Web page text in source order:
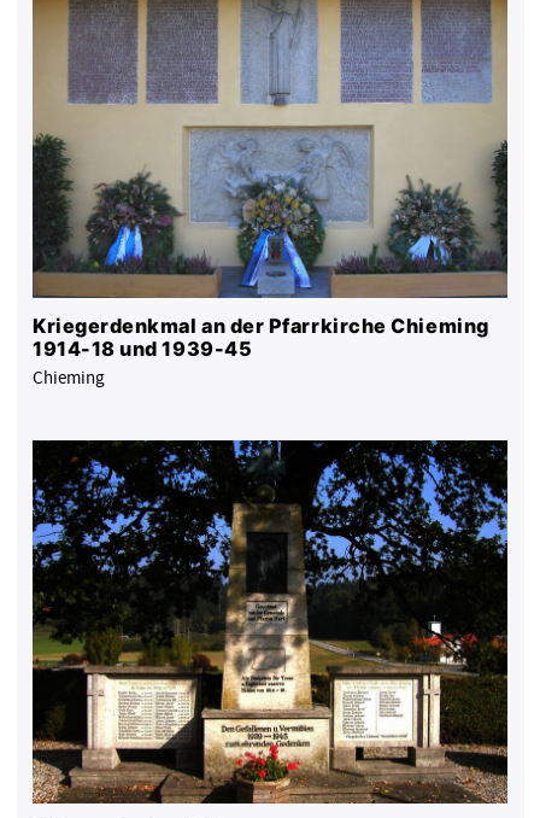
Kriegerdenkmal an der Pfarrkirche Chieming
1914-18 und 1939-45
Chieming